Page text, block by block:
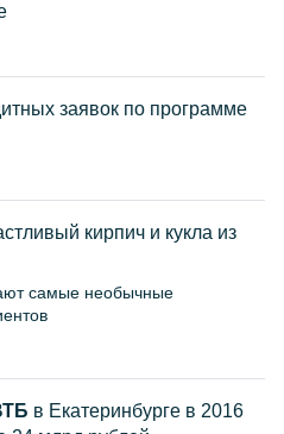
заявок по программе
кирпич и кукла из
самые необычные
в Екатеринбурге в 2016